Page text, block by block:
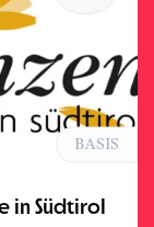
in Südtirol
BASIS